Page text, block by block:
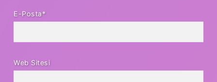
E-Posta*
Web Sitesi